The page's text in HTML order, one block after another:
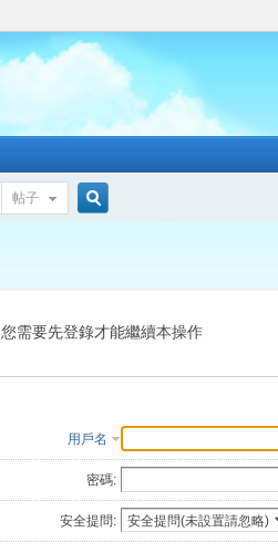
帖子
索
您需要先登錄才能繼續本操作
用戶名
密碼:
安全提問: